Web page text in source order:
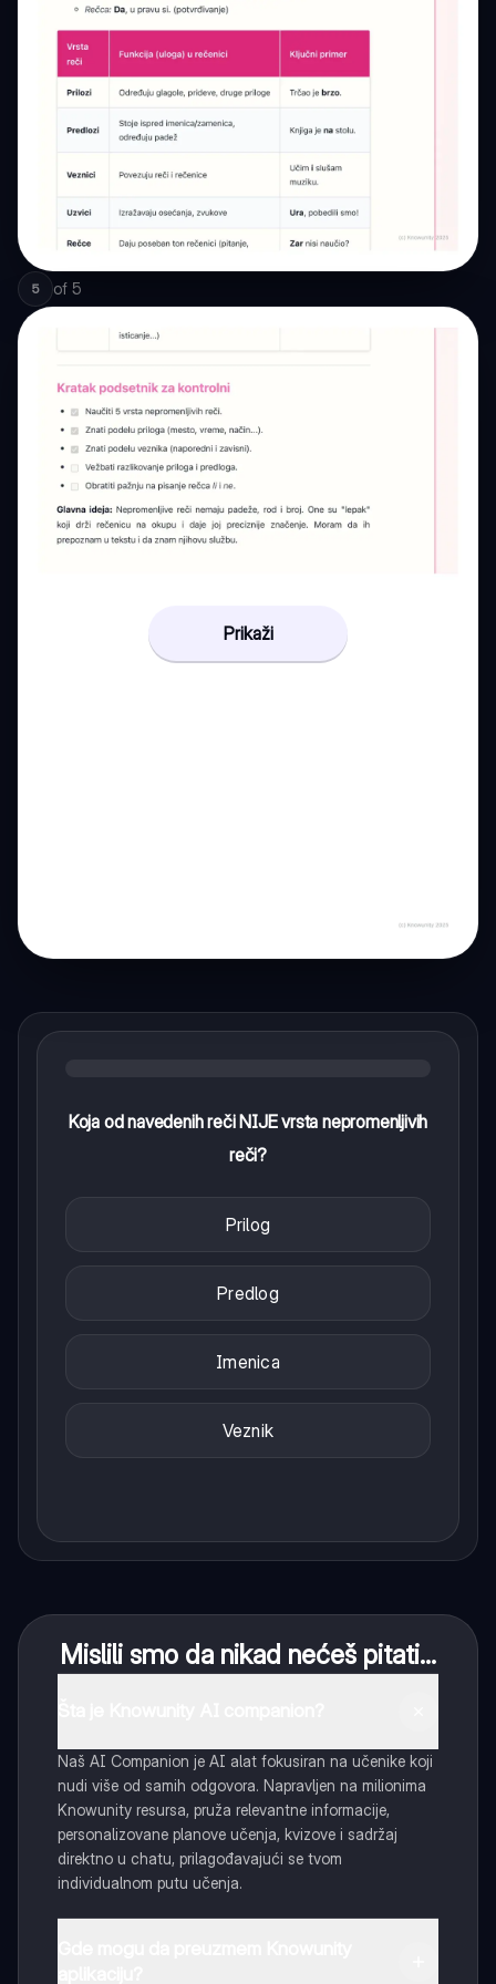
5 of 5
Prikaži
Koja od navedenih reči NIJE vrsta nepromenljivih
reči?
Prilog
Predlog
Imenica
Veznik
Mislili smo da nikad nećeš pitati...
Naš AI Companion je AI alat fokusiran na učenike koji
nudi više od samih odgovora. Napravljen na milionima
Knowunity resursa, pruža relevantne informacije,
personalizovane planove učenja, kvizove i sadržaj
direktno u chatu, prilagođavajući se tvom
individualnom putu učenja.